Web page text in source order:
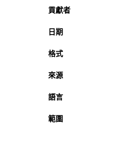
貢獻者
日期
格式
來源
語言
範圍